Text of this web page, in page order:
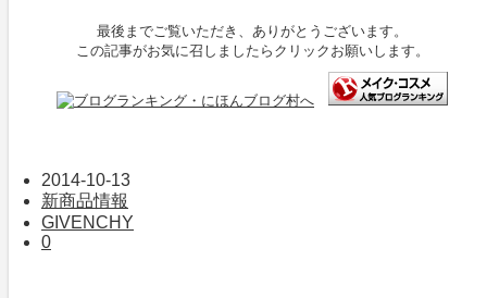
最後までご覧いただき、ありがとうございます。
この記事がお気に召しましたらクリックお願いします。
2014-10-13
新商品情報
GIVENCHY
0